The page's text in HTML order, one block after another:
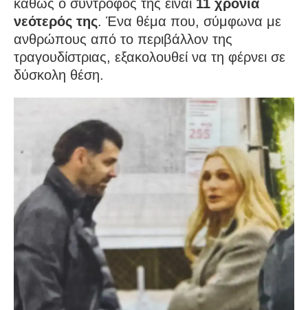
καθώς ο σύντροφός της είναι 11 χρόνια
νεότερός της. Ένα θέμα που, σύμφωνα με
ανθρώπους από το περιβάλλον της
τραγουδίστριας, εξακολουθεί να τη φέρνει σε
δύσκολη θέση.